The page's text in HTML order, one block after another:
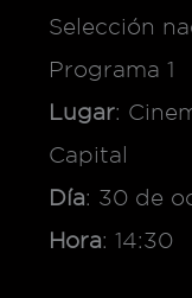
Selección
Programa 1
Lugar:
Capital
Día: 30 de
Hora: 14:30